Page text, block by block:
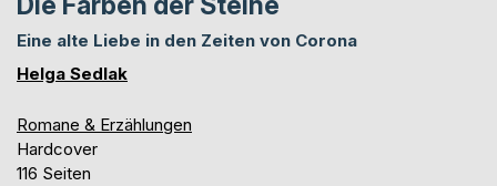
Eine alte Liebe in den Zeiten von Corona
Helga Sedlak
Romane & Erzählungen
Hardcover
116 Seiten